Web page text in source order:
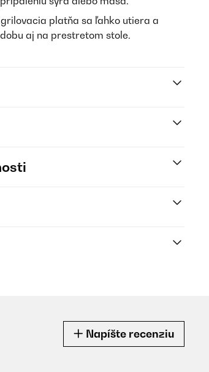
platňa sa ľahko utiera a
aj na prestretom stole.
Napíšte recenziu